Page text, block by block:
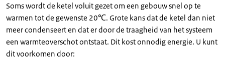
Soms wordt de ketel voluit gezet om een gebouw snel op te
warmen tot de gewenste 20℃. Grote kans dat de ketel dan niet
meer condenseert en dat er door de traagheid van het systeem
een warmteoverschot ontstaat. Dit kost onnodig energie. U kunt
dit voorkomen door: